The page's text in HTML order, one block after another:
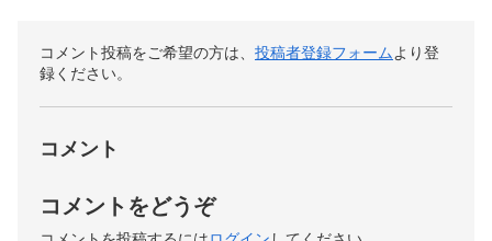
コメント投稿をご希望の方は、 投稿者登録フォームより登
録ください。
コメント
コメントをどうぞ